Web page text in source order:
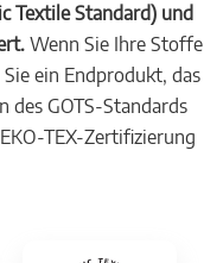
Textile Standard) und
Wenn Sie Ihre Stoffe
ein Endprodukt, das
GOTS-Standards
TEX-Zertifizierung